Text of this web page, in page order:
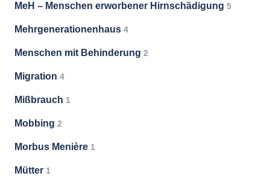
MeH – Menschen erworbener Hirnschädigung 5
Mehrgenerationenhaus 4
Menschen mit Behinderung 2
Migration 4
Mißbrauch 1
Mobbing 2
Morbus Menière 1
Mütter 1